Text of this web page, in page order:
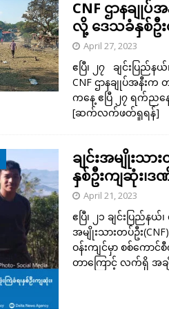
CNF ဌာနချုပ်
လို့ ဒေသခံနှစ်ဦး
April 27, 2023
ဧပြီ၊ ၂၇ ချင်းပြည်
CNF ဌာနချုပ်အနီး
ကနေ့ ဧပြီ ၂၇ ရက်ညနေ
[ဆက်လက်ဖတ်ရှုရန်]
ချင်းအမျိုးသာ
နှစ်ဦးကျဆုံး၊
April 21, 2023
ဧပြီ၊ ၂၁ ချင်းပြည်န
အမျိုးသားတပ်ဦး
ဝန်းကျင်မှာ စစ်ကော
တာကြောင့် လက်ရှိ အ